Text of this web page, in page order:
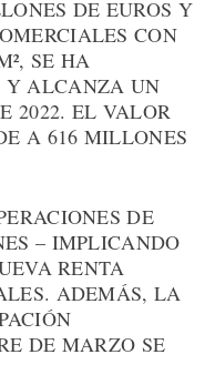
DE EUROS Y
CON
SE HA
Y ALCANZA UN
2022. EL VALOR
A 616 MILLONES
DE
– IMPLICANDO
RENTA
ADEMÁS, LA
DE MARZO SE